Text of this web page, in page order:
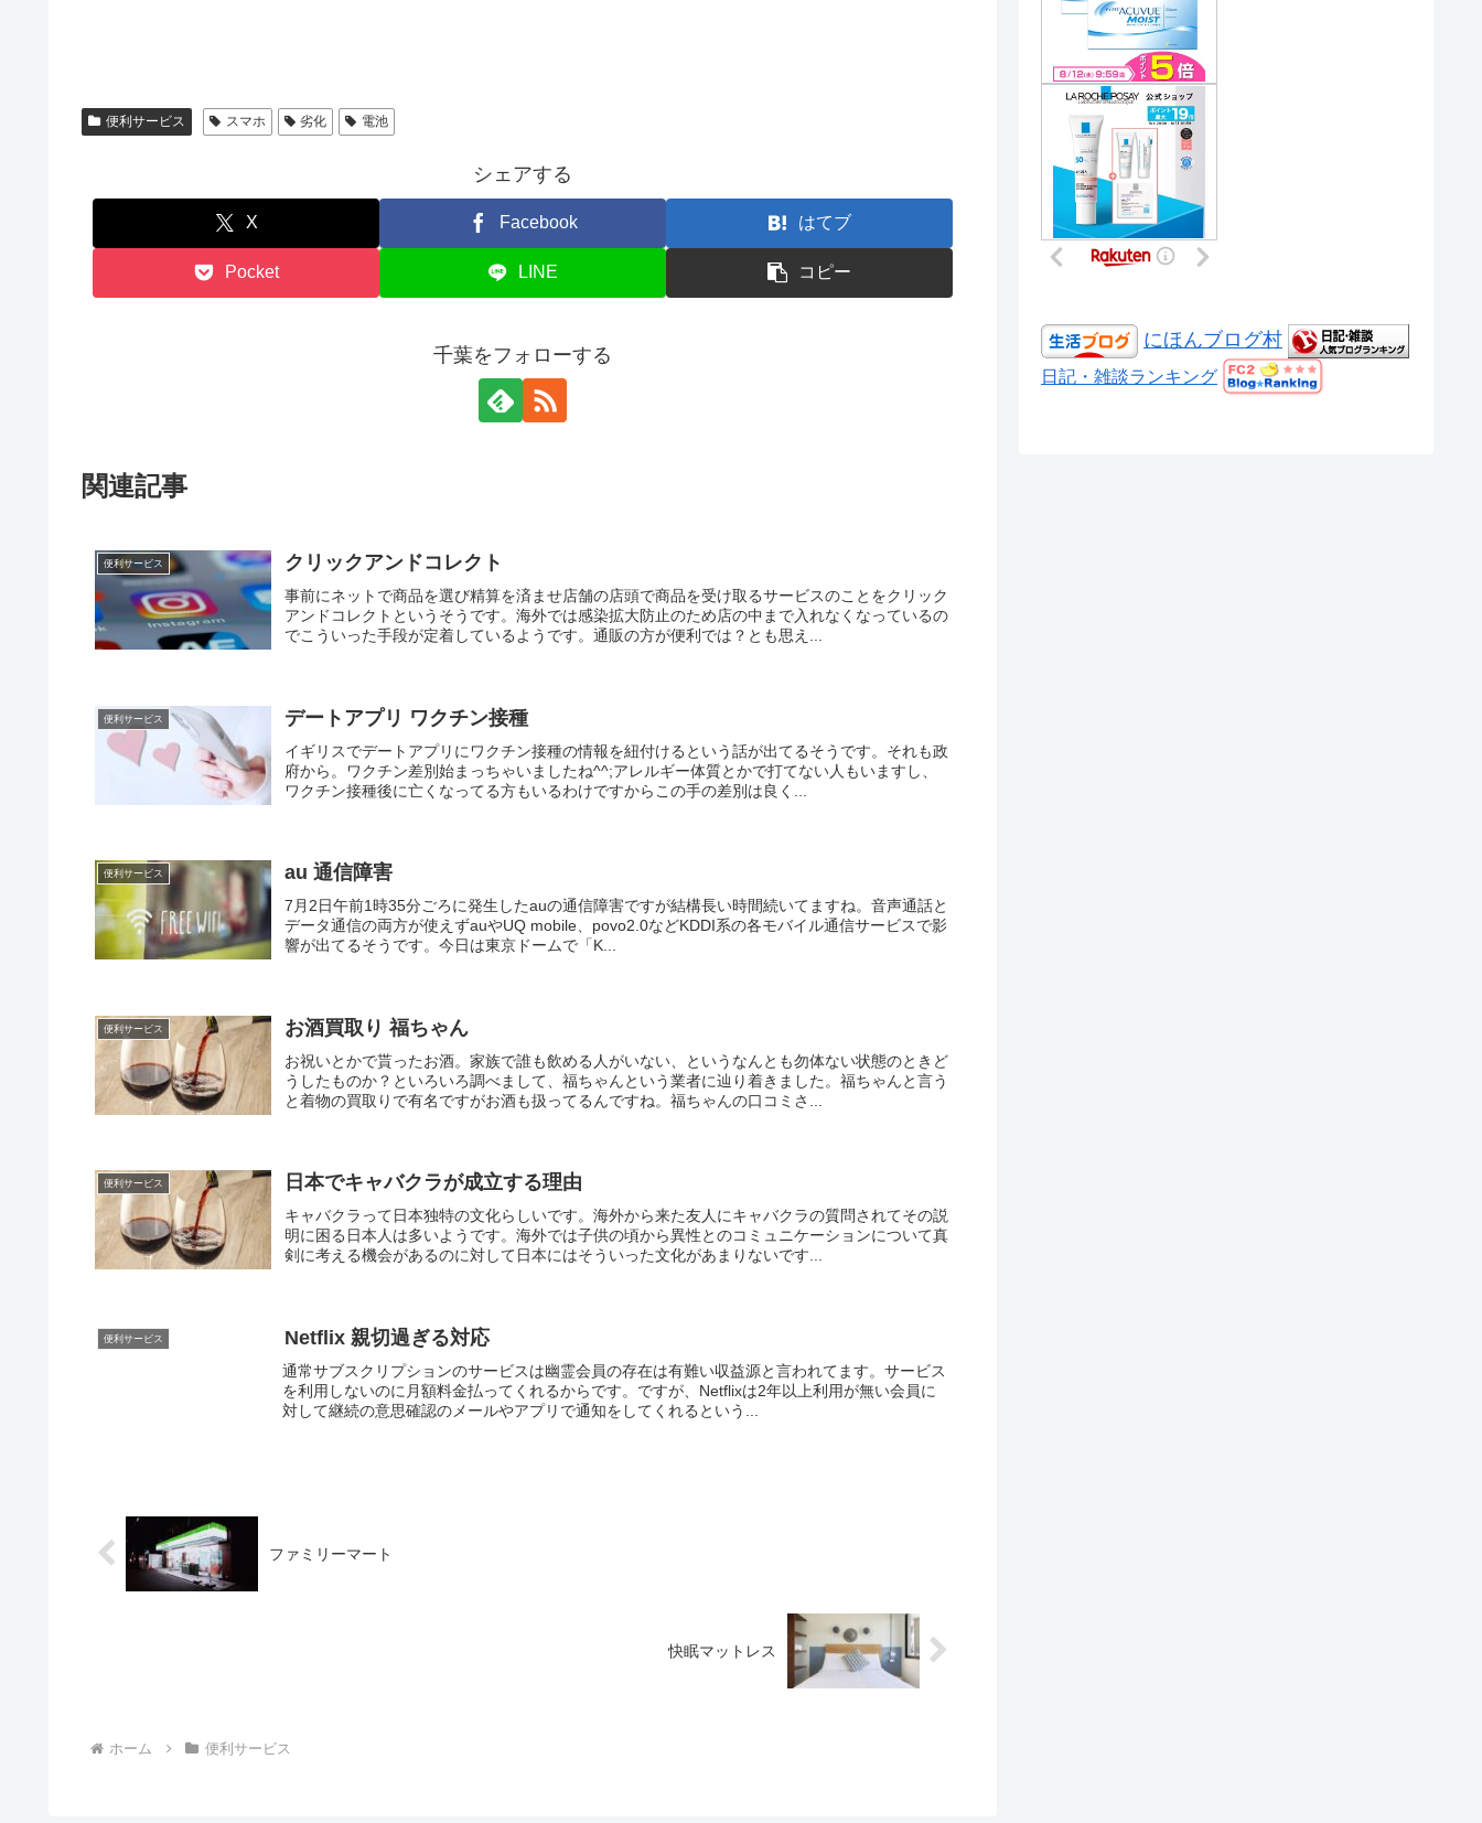
便利サービス スマホ 劣化 電池
シェアする
X Facebook はてブ
Pocket LINE コピー
千葉をフォローする
関連記事
便利サービス クリックアンドコレクト
事前にネットで商品を選び精算を済ませ店舗の店頭で商品を受け取るサービスのことをクリック
アンドコレクトというそうです。海外では感染拡大防止のため店の中まで入れなくなっているの
でこういった手段が定着しているようです。通販の方が便利では？とも思え...
便利サービス デートアプリ ワクチン接種
イギリスでデートアプリにワクチン接種の情報を紐付けるという話が出てるそうです。それも政
府から。ワクチン差別始まっちゃいましたね^^;アレルギー体質とかで打てない人もいますし、
ワクチン接種後に亡くなってる方もいるわけですからこの手の差別は良く...
便利サービス au 通信障害
7月2日午前1時35分ごろに発生したauの通信障害ですが結構長い時間続いてますね。音声通話と
データ通信の両方が使えずauやUQ mobile、povo2.0などKDDI系の各モバイル通信サービスで影
響が出てるそうです。今日は東京ドームで「K...
便利サービス お酒買取り 福ちゃん
お祝いとかで貰ったお酒。家族で誰も飲める人がいない、というなんとも勿体ない状態のときど
うしたものか？といろいろ調べまして、福ちゃんという業者に辿り着きました。福ちゃんと言う
と着物の買取りで有名ですがお酒も扱ってるんですね。福ちゃんの口コミさ...
便利サービス 日本でキャバクラが成立する理由
キャバクラって日本独特の文化らしいです。海外から来た友人にキャバクラの質問されてその説
明に困る日本人は多いようです。海外では子供の頃から異性とのコミュニケーションについて真
剣に考える機会があるのに対して日本にはそういった文化があまりないです...
便利サービス Netflix 親切過ぎる対応
通常サブスクリプションのサービスは幽霊会員の存在は有難い収益源と言われてます。サービス
を利用しないのに月額料金払ってくれるからです。ですが、Netflixは2年以上利用が無い会員に
対して継続の意思確認のメールやアプリで通知をしてくれるという...
ファミリーマート
快眠マットレス
ホーム 便利サービス
にほんブログ村
日記・雑談ランキング